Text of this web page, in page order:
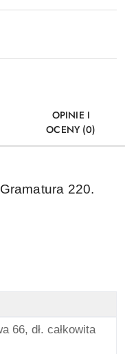
OPINIE I
OCENY (0)
220.
- Wymiary
66, dł. całkowita